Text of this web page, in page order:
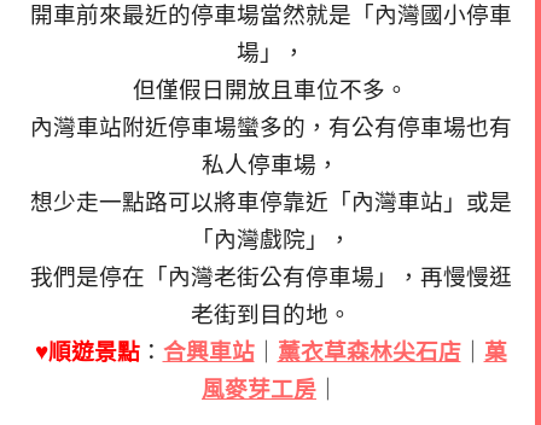
開車前來最近的停車場當然就是「內灣國小停車
場」，
但僅假日開放且車位不多。
內灣車站附近停車場蠻多的，有公有停車場也有
私人停車場，
想少走一點路可以將車停靠近「內灣車站」或是
「內灣戲院」，
我們是停在「內灣老街公有停車場」，再慢慢逛
老街到目的地。
♥順遊景點： 合興車站｜ 薰衣草森林尖石店｜ 菓
風麥芽工房